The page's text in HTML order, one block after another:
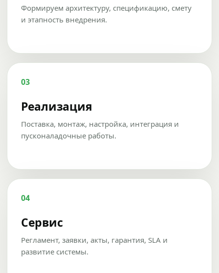
Формируем архитектуру, спецификацию, смету
и этапность внедрения.
03
Реализация
Поставка, монтаж, настройка, интеграция и
пусконаладочные работы.
04
Сервис
Регламент, заявки, акты, гарантия, SLA и
развитие системы.